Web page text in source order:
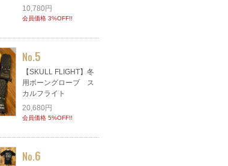
10,780円
会員価格 3%OFF!!
No.5
【SKULL FLIGHT】冬
用ボーングローブ ス
カルフライト
20,680円
会員価格 5%OFF!!
No.6